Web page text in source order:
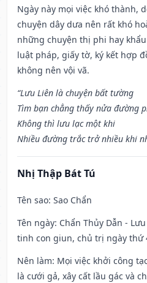
Ngày này mọi việc khó thành,
chuyện dây dưa nên rất khó
những chuyện thị phi hay
luật pháp, giấy tờ, ký kết hợp
không nên vội vã.
“Lưu Liên là chuyện bất tường
Tìm bạn chẳng thấy nửa đường
Không thì lưu lạc một khi
Nhiều đường trắc trở nhiều khi
Nhị Thập Bát Tú
Tên sao: Sao Chẩn
Tên ngày: Chẩn Thủy Dẫn -
tinh con giun, chủ trị ngày thứ
Nên làm: Mọi việc khởi công
là cưới gả, xây cất lầu gác và